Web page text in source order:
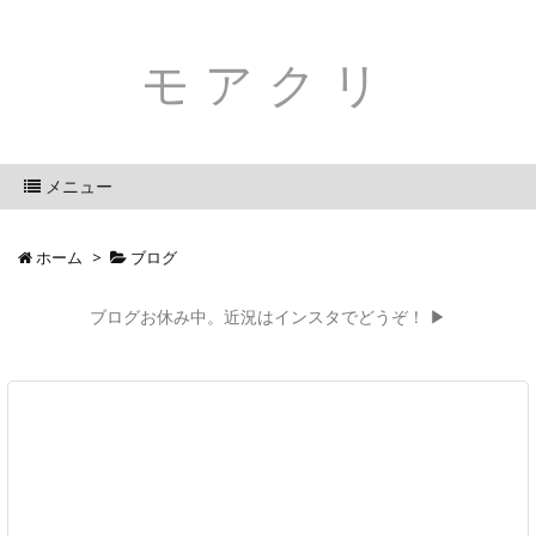
モアクリ
メニュー
ホーム > ブログ
ブログお休み中。近況はインスタでどうぞ！ ▶